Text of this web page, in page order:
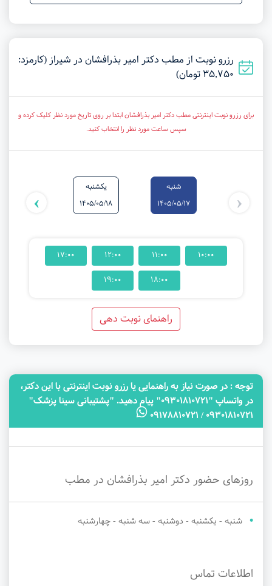
رزرو نوبت از مطب دکتر امیر بذرافشان در شیراز (کارمزد:
35,750 تومان)
برای رزرو نوبت اینترنتی مطب دکتر امیر بذرافشان ابتدا بر روی تاریخ مورد نظر کلیک کرده و
سپس ساعت مورد نظر را انتخاب کنید.
شنبه
1405/05/17
یکشنبه
1405/05/18
‹
›
10:00
11:00
12:00
17:00
18:00
19:00
راهنمای نوبت دهی
توجه‌ : در صورت نیاز به راهنمایی یا رزرو نوبت اینترنتی با این دکتر،
در واتساپ "09301810721" پیام دهید. "پشتیبانی سینا پزشک"
09301810721 / 09178810721
روزهای حضور دکتر امیر بذرافشان در مطب
شنبه - یکشنبه - دوشنبه - سه شنبه - چهارشنبه
اطلاعات تماس